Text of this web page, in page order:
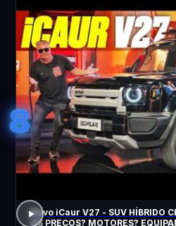
8
Novo iCaur V27 - SUV HÍBRIDO
OS PREÇOS? MOTORES?